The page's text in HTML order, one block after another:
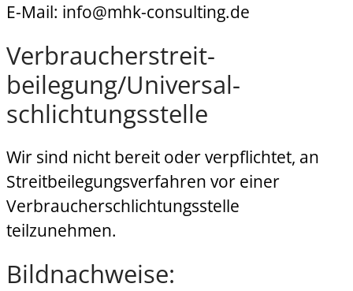
E-Mail: info@mhk-consulting.de
Verbraucher­streit­
beilegung/Universal­
schlichtungs­stelle
Wir sind nicht bereit oder verpflichtet, an
Streitbeilegungsverfahren vor einer
Verbraucherschlichtungsstelle
teilzunehmen.
Bildnachweise: